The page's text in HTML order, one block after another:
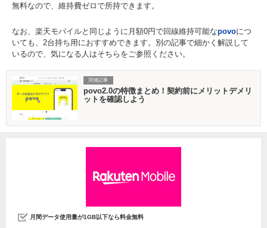
無料なので、維持費ゼロで所持できます。
なお、楽天モバイルと同じように月額0円で回線維持可能なpovoにつ
いても、2台持ち用におすすめできます。別の記事で細かく解説して
いるので、気になる人はそちらをご参照ください。
関連記事
povo2.0の特徴まとめ！契約前にメリットデメリ
ットを確認しよう
月間データ使用量が1GB以下なら料金無料